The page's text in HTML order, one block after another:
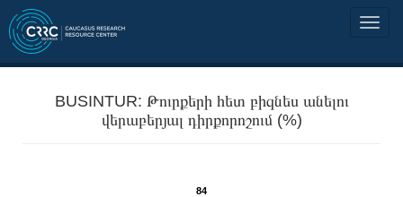
BUSINTUR: Թուրքերի հետ բիզնես անելու
վերաբերյալ դիրքորոշում (%)
84